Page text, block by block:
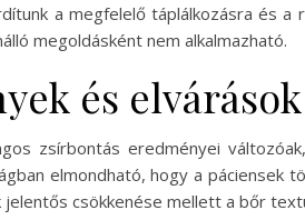
a megfelelő táplálkozásra és a
megoldásként nem alkalmazható.
és elvárások
zsírbontás eredményei
elmondható, hogy a
csökkenése mellett a bőr